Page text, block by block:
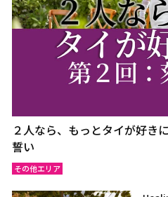
２人なら、もっとタイが好き
誓い
その他エリア